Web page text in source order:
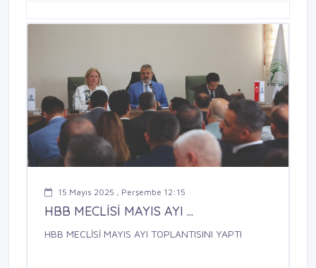
15 Mayıs 2025 , Perşembe 12:15
HBB MECLİSİ MAYIS AYI ...
HBB MECLİSİ MAYIS AYI TOPLANTISINI YAPTI